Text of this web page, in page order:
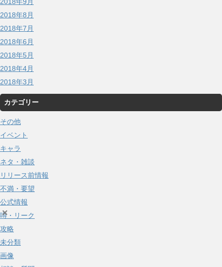
2018年8月
2018年7月
2018年6月
2018年5月
2018年4月
2018年3月
カテゴリー
その他
イベント
キャラ
ネタ・雑談
リリース前情報
不満・要望
公式情報
噂・リーク
攻略
未分類
画像
×